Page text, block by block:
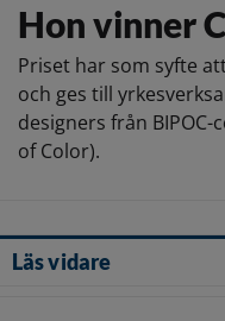
Hon vinner
Priset har som syfte
och ges till
designers från
of Color).
Läs vidare